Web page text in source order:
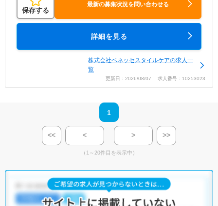
保存する
最新の募集状況を問い合わせる
詳細を見る
株式会社ベネッセスタイルケアの求人一
覧
更新日：2026/08/07 求人番号：10253023
1
<< < > >>
（1～20件目を表示中）